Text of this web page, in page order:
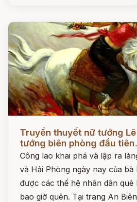
Đọc ngay
Truyền thuyết nữ tướng
tướng biên phòng đầu
Công lao khai phá và lập ra
và Hải Phòng ngày nay của bà
được các thế hệ nhân dân quê
bao giờ quên. Tại trang An